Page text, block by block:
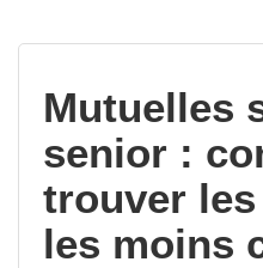
Mutuelles
senior :
trouver
les moins